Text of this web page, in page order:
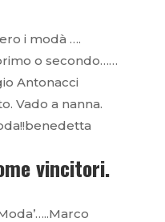
i modà ….
o secondo……
Antonacci
Vado a nanna.
vincitori.